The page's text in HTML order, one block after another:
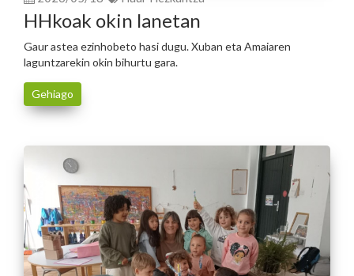
HHkoak okin lanetan
Gaur astea ezinhobeto hasi dugu. Xuban eta Amaiaren
laguntzarekin okin bihurtu gara.
Gehiago